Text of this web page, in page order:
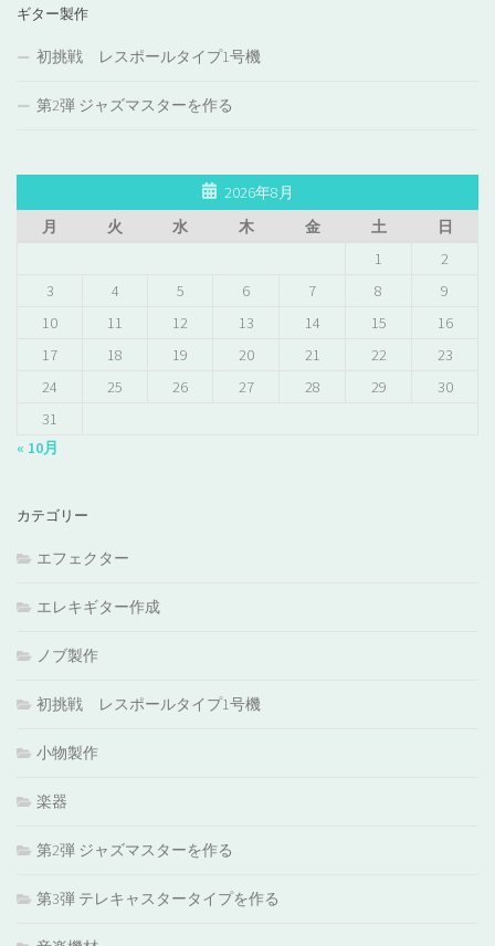
ギター製作
初挑戦 レスポールタイプ1号機
第2弾 ジャズマスターを作る
2026年8月
月
火 水 木 金 土
日
1
2
3
4 5 6 7 8
9
10
11 12 13 14 15
16
17
18 19 20 21 22
23
24
25 26 27 28 29
30
31
« 10月
カテゴリー
エフェクター
エレキギター作成
ノブ製作
初挑戦 レスポールタイプ1号機
小物製作
楽器
第2弾 ジャズマスターを作る
第3弾 テレキャスタータイプを作る